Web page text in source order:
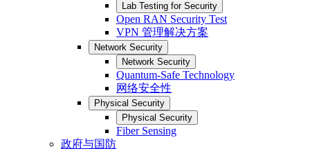
Lab Testing for Security
Open RAN Security Test
VPN 管理解决方案
Network Security
Network Security
Quantum-Safe Technology
网络安全性
Physical Security
Physical Security
Fiber Sensing
政府与国防